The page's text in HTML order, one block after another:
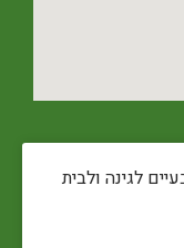
לגינה ולבית